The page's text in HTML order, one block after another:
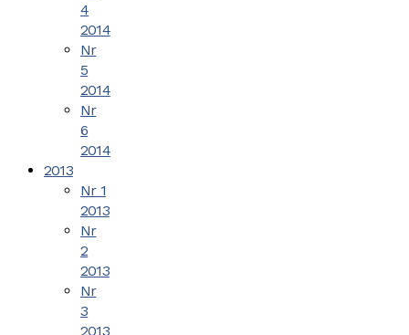
4
2014
Nr
5
2014
Nr
6
2014
2013
Nr 1
2013
Nr
2
2013
Nr
3
2013